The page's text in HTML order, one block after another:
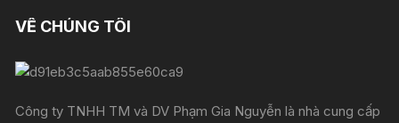
VỀ CHÚNG TÔI
Công ty TNHH TM và DV Phạm Gia Nguyễn là nhà cung cấp